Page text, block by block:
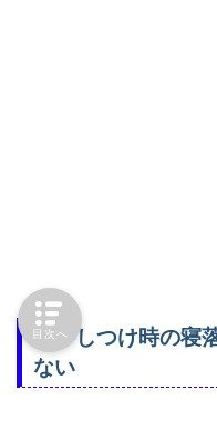
寝かしつけ時の寝
ない
目次へ